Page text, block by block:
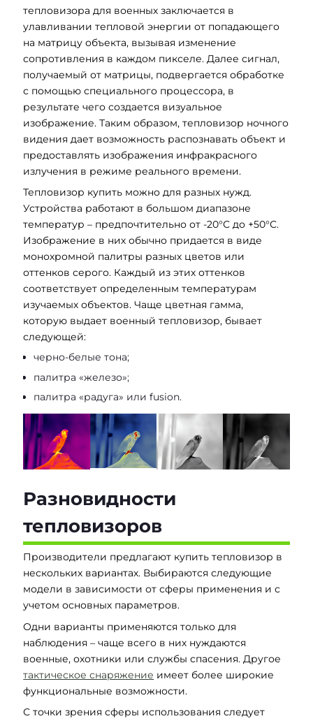
тепловизора для военных заключается в
улавливании тепловой энергии от попадающего
на матрицу объекта, вызывая изменение
сопротивления в каждом пикселе. Далее сигнал,
получаемый от матрицы, подвергается обработке
с помощью специального процессора, в
результате чего создается визуальное
изображение. Таким образом, тепловизор ночного
видения дает возможность распознавать объект и
предоставлять изображения инфракрасного
излучения в режиме реального времени.
Тепловизор купить можно для разных нужд.
Устройства работают в большом диапазоне
температур – предпочтительно от -20°С до +50°С.
Изображение в них обычно придается в виде
монохромной палитры разных цветов или
оттенков серого. Каждый из этих оттенков
соответствует определенным температурам
изучаемых объектов. Чаще цветная гамма,
которую выдает военный тепловизор, бывает
следующей:
черно-белые тона;
палитра «железо»;
палитра «радуга» или fusion.
Разновидности
тепловизоров
Производители предлагают купить тепловизор в
нескольких вариантах. Выбираются следующие
модели в зависимости от сферы применения и с
учетом основных параметров.
Одни варианты применяются только для
наблюдения – чаще всего в них нуждаются
военные, охотники или службы спасения. Другое
тактическое снаряжение имеет более широкие
функциональные возможности.
С точки зрения сферы использования следует